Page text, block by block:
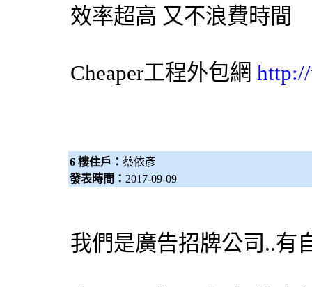
效率超高 又不浪費時間
Cheaper工程外包網
6 樓住戶： 蔡依彥
發表時間： 2017-09-09
我們是廣告招牌公司..有